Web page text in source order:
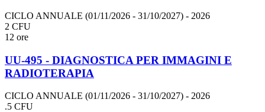
CICLO ANNUALE (01/11/2026 - 31/10/2027) - 2026
2 CFU
12 ore
UU-495 - DIAGNOSTICA PER IMMAGINI E
RADIOTERAPIA
CICLO ANNUALE (01/11/2026 - 31/10/2027) - 2026
.5 CFU